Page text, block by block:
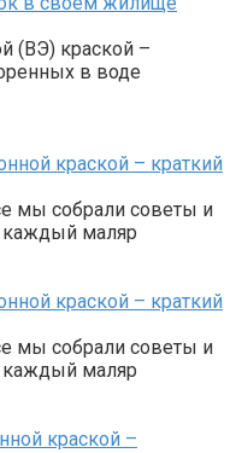
(ВЭ) краской –
в воде
краской – краткий
мы собрали советы и
каждый маляр
краской – краткий
мы собрали советы и
каждый маляр
краской –